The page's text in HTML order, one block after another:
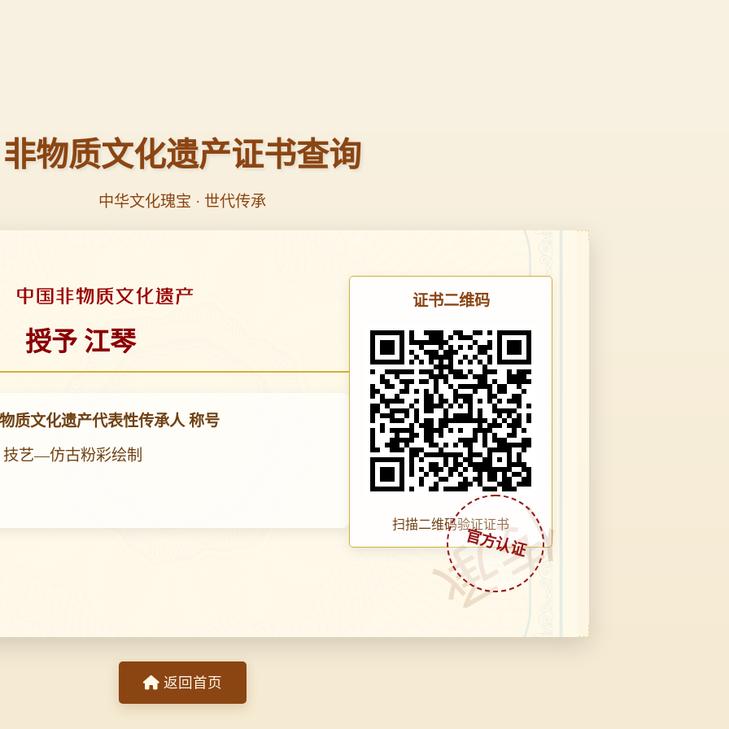
非物质文化遗产证书查询
中华文化瑰宝 · 世代传承
传承
授予 江琴
质文化遗产代表性传承人 称号
艺—仿古粉彩绘制
证书二维码
扫描二维码验证证书
返回首页